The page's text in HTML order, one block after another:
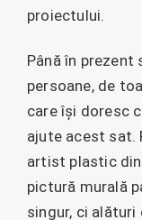
proiectului.
Până în prezent
persoane, de
care își doresc
ajute acest sat.
artist plastic
pictură murală
singur, ci